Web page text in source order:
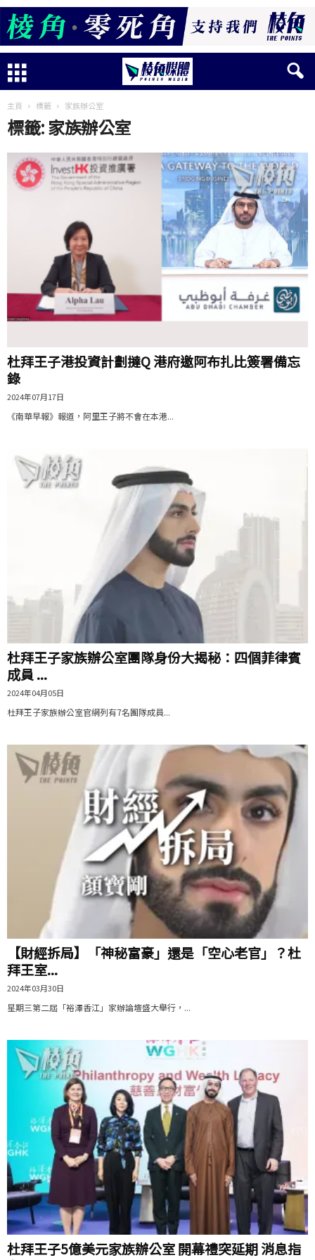
主頁 標籤 家族辦公室
標籤: 家族辦公室
杜拜王子港投資計劃撻Q 港府邀阿布扎比簽署備忘
錄
2024年07月17日
《南華早報》報道，阿里王子將不會在本港...
杜拜王子家族辦公室團隊身份大揭秘：四個菲律賓
成員 ...
2024年04月05日
杜拜王子家族辦公室官網列有7名團隊成員...
【財經拆局】「神秘富豪」還是「空心老官」？杜
拜王室...
2024年03月30日
星期三第二屆「裕澤香江」家辦論壇盛大舉行，...
杜拜王子5億美元家族辦公室 開幕禮突延期 消息指